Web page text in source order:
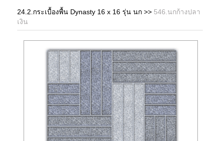
24.2.กระเบื้องพื้น Dynasty 16 x 16 รุ่น นก>> 546.นกก้างปลา
เงิน